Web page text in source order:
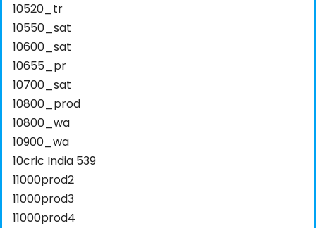
10520_tr
10550_sat
10600_sat
10655_pr
10700_sat
10800_prod
10800_wa
10900_wa
10cric India 539
11000prod2
11000prod3
11000prod4